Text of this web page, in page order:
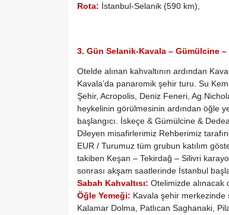
Rota: İstanbul-Selanik (590 km),
3. Gün Selanik-Kavala – Gümülcine
Otelde alınan kahvaltının ardından
Kavala’da panaromik şehir turu. Su
Şehir, Acropolis, Deniz Feneri,
heykelinin görülmesinin ardından öğle
başlangıcı. İskeçe & Gümülcine &
Dileyen misafirlerimiz Rehberimiz
EUR / Turumuz tüm grubun katılım
takiben Keşan – Tekirdağ – Silivri
sonrası akşam saatlerinde İstanbul
Sabah Kahvaltısı: Otelimizde alınacak
Öğle Yemeği: Kavala şehir merkezinde
Kalamar Dolma, Patlıcan Saghanaki,